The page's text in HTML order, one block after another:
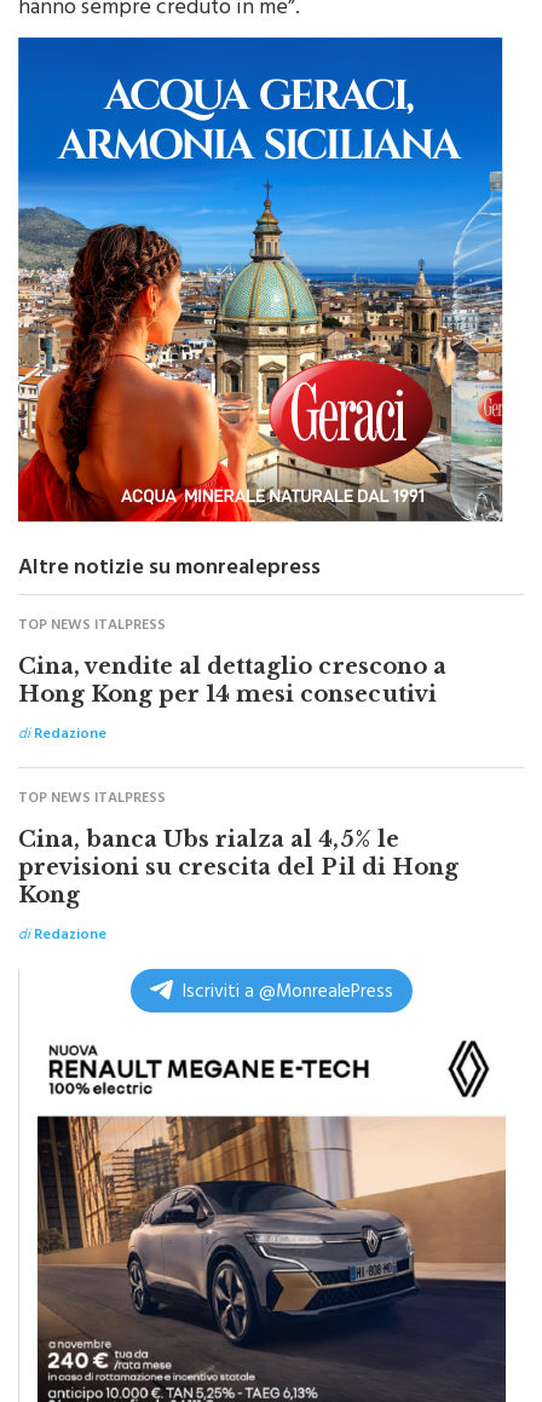
TOP NEWS ITALPRESS
Cina, vendite al dettaglio crescono a
Hong Kong per 14 mesi consecutivi
diRedazione
TOP NEWS ITALPRESS
Cina, banca Ubs rialza al 4,5% le
previsioni su crescita del Pil di Hong
Kong
diRedazione
Iscriviti a @MonrealePress